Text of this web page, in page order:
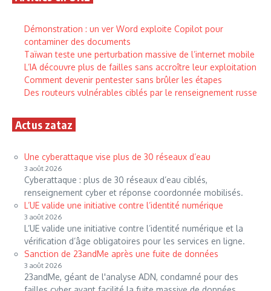
Démonstration : un ver Word exploite Copilot pour
contaminer des documents
Taïwan teste une perturbation massive de l’internet mobile
L’IA découvre plus de failles sans accroître leur exploitation
Comment devenir pentester sans brûler les étapes
Des routeurs vulnérables ciblés par le renseignement russe
Actus zataz
Une cyberattaque vise plus de 30 réseaux d’eau
3 août 2026
Cyberattaque : plus de 30 réseaux d’eau ciblés,
renseignement cyber et réponse coordonnée mobilisés.
L’UE valide une initiative contre l’identité numérique
3 août 2026
L’UE valide une initiative contre l’identité numérique et la
vérification d’âge obligatoires pour les services en ligne.
Sanction de 23andMe après une fuite de données
3 août 2026
23andMe, géant de l'analyse ADN, condamné pour des